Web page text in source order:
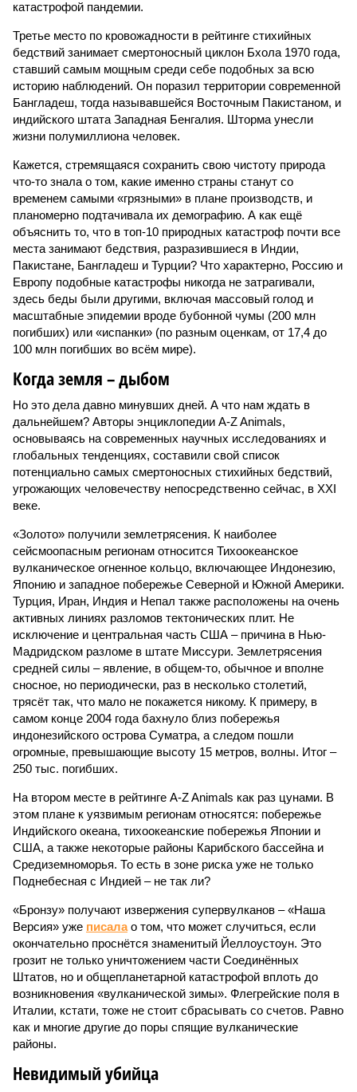
катастрофой пандемии.
Третье место по кровожадности в рейтинге стихийных
бедствий занимает смертоносный циклон Бхола 1970 года,
ставший самым мощным среди себе подобных за всю
историю наблюдений. Он поразил территории современной
Бангладеш, тогда называвшейся Восточным Пакистаном, и
индийского штата Западная Бенгалия. Шторма унесли
жизни полумиллиона человек.
Кажется, стремящаяся сохранить свою чистоту природа
что-то знала о том, какие именно страны станут со
временем самыми «грязными» в плане производств, и
планомерно подтачивала их демографию. А как ещё
объяснить то, что в топ-10 природных катастроф почти все
места занимают бедствия, разразившиеся в Индии,
Пакистане, Бангладеш и Турции? Что характерно, Россию и
Европу подобные катастрофы никогда не затрагивали,
здесь беды были другими, включая массовый голод и
масштабные эпидемии вроде бубонной чумы (200 млн
погибших) или «испанки» (по разным оценкам, от 17,4 до
100 млн погибших во всём мире).
Когда земля – дыбом
Но это дела давно минувших дней. А что нам ждать в
дальнейшем? Авторы энциклопедии A-Z Animals,
основываясь на современных научных исследованиях и
глобальных тенденциях, составили свой список
потенциально самых смертоносных стихийных бедствий,
угрожающих человечеству непосредственно сейчас, в XXI
веке.
«Золото» получили землетрясения. К наиболее
сейсмоопасным регионам относится Тихоокеанское
вулканическое огненное кольцо, включающее Индонезию,
Японию и западное побережье Северной и Южной Америки.
Турция, Иран, Индия и Непал также расположены на очень
активных линиях разломов тектонических плит. Не
исключение и центральная часть США – причина в Нью-
Мадридском разломе в штате Миссури. Землетрясения
средней силы – явление, в общем-то, обычное и вполне
сносное, но периодически, раз в несколько столетий,
трясёт так, что мало не покажется никому. К примеру, в
самом конце 2004 года бахнуло близ побережья
индонезийского острова Суматра, а следом пошли
огромные, превышающие высоту 15 метров, волны. Итог –
250 тыс. погибших.
На втором месте в рейтинге A-Z Animals как раз цунами. В
этом плане к уязвимым регионам относятся: побережье
Индийского океана, тихо­океанские побережья Японии и
США, а также некоторые районы Карибского бассейна и
Средиземноморья. То есть в зоне риска уже не только
Поднебесная с Индией – не так ли?
«Бронзу» получают извержения супервулканов – «Наша
Версия» уже писалао том, что может случиться, если
окончательно проснётся знаменитый Йеллоустоун. Это
грозит не только уничтожением части Соединённых
Штатов, но и общепланетарной катастрофой вплоть до
возникновения «вулканической зимы». Флегрейские поля в
Италии, кстати, тоже не стоит сбрасывать со счетов. Равно
как и многие другие до поры спящие вулканические
районы.
Невидимый убийца